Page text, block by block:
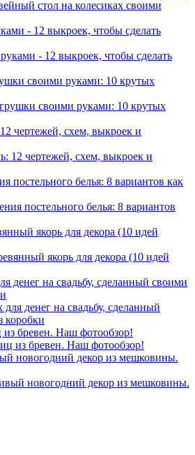
- 12 выкроек, чтобы сделать
своими руками: 10 крутых
чертежей, схем, выкроек и
постельного белья: 8 вариантов как
якорь для декора (10 идей
денег на свадьбу, сделанный своими
из бревен. Наш фотообзор!
новогодний декор из мешковины.